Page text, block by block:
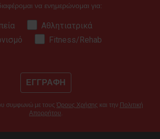
να ενημερώνομαι για:
Αθλητιατρικά
Fitness/Rehab
ΕΓΓΡΑΦΗ
συμφωνώ με τους Όρους Χρήσης και την Πολιτική
Απορρήτου.